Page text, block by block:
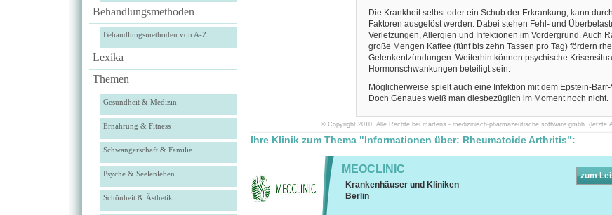
Behandlungsmethoden
Behandlungsmethoden von A-Z
Lexika
Themen
Gesundheit & Medizin
Ernährung & Fitness
Schwangerschaft & Familie
Psyche & Seelenleben
Schönheit & Ästhetik
Die Krankheit selbst oder ein Schub der Erkrankung, kann
Faktoren ausgelöst werden. Dabei stehen Fehl- und
Verletzungen, Allergien und Infektionen im Vordergrund. Auch
große Mengen Kaffee (fünf bis zehn Tassen pro Tag) fördern
Gelenkentzündungen. Weiterhin können psychische
Hormonschwankungen beteiligt sein.
Möglicherweise spielt auch eine Infektion mit dem Epstein-
Doch Genaues weiß man diesbezüglich im Moment noch nicht.
© Copyright 2010. Alle Rechte bei martens - medizinisch-pharmazeutische software gmbh. (letzte
Ihre Klinik zum Thema "Informationen über: Rheumatoide Arthritis":
MEOCLINIC
Krankenhäuser und Kliniken
Berlin
zum